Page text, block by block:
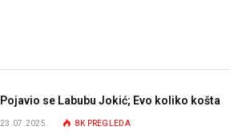
Pojavio se Labubu Jokić; Evo koliko košta
23.07.2025. 8K PREGLEDA